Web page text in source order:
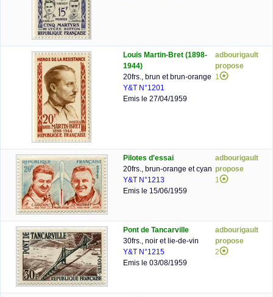
Louis Martin-Bret (1898-
1944)
20frs., brun et brun-orange
Y&T N°1201
Emis le 27/04/1959
adbourigault
propose
1
Pilotes d'essai
20frs., brun-orange et cyan
Y&T N°1213
Emis le 15/06/1959
adbourigault
propose
1
Pont de Tancarville
30frs., noir et lie-de-vin
Y&T N°1215
Emis le 03/08/1959
adbourigault
propose
2